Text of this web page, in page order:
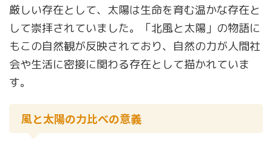
厳しい存在として、太陽は生命を育む温かな存在と
して崇拝されていました。「北風と太陽」の物語に
もこの自然観が反映されており、自然の力が人間社
会や生活に密接に関わる存在として描かれていま
す。
風と太陽の力比べの意義